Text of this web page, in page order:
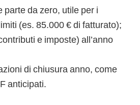
parte da zero, utile per i
(es. 85.000 € di fatturato);
e imposte) all’anno
di chiusura anno, come
anticipati.